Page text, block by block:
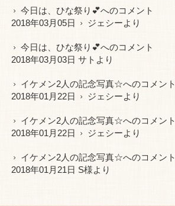
今日は、ひな祭り💕へのコメント
2018年03月05日
ジェシーより
今日は、ひな祭り💕へのコメント
2018年03月03日 サトより
イケメン2人の記念写真☆へのコメント
2018年01月22日
ジェシーより
イケメン2人の記念写真☆へのコメント
2018年01月22日
ジェシーより
イケメン2人の記念写真☆へのコメント
2018年01月21日 S様より